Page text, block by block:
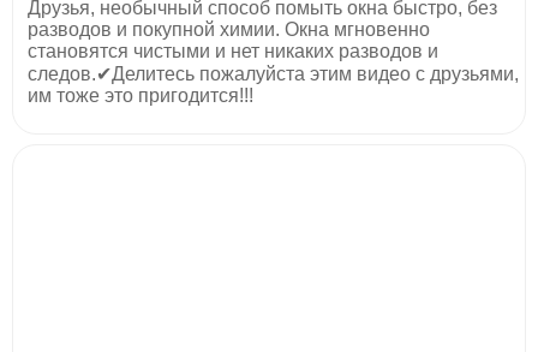
Друзья, необычный способ помыть окна быстро, без
разводов и покупной химии. Окна мгновенно
становятся чистыми и нет никаких разводов и
следов.✔Делитесь пожалуйста этим видео с друзьями,
им тоже это пригодится!!!